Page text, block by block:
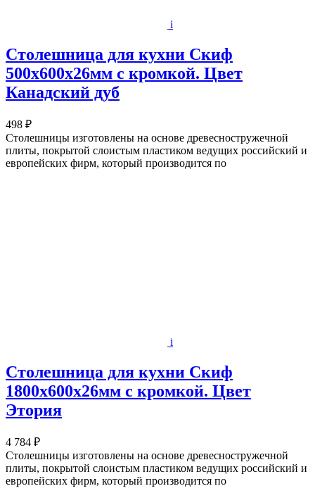
i
Столешница для кухни Скиф
500х600x26мм с кромкой. Цвет
Канадский дуб
498 ₽
Столешницы изготовлены на основе древесностружечной
плиты, покрытой слоистым пластиком ведущих российский и
европейских фирм, который производится по
i
Столешница для кухни Скиф
1800х600x26мм с кромкой. Цвет
Этория
4 784 ₽
Столешницы изготовлены на основе древесностружечной
плиты, покрытой слоистым пластиком ведущих российский и
европейских фирм, который производится по